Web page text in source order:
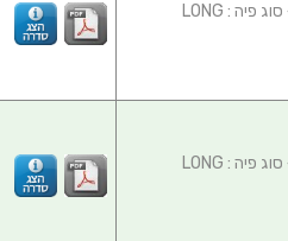
פיה לעמדת אוויר חם - QFP 10.2MM ♦ דגם : 21-10162♦ סוג פיה : LONG
פיה לעמדת אוויר חם - QFP 15.2MM ♦ דגם : 21-10164♦ סוג פיה : LONG